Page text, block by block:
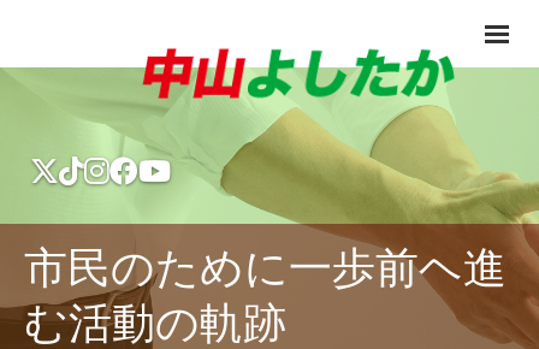
市民のために一歩前ヘ進
む活動の軌跡